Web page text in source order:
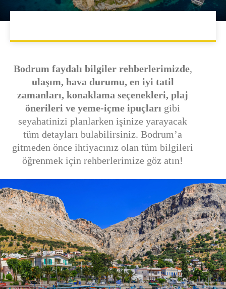
Bodrum faydalı bilgiler rehberlerimizde,
ulaşım, hava durumu, en iyi tatil
zamanları, konaklama seçenekleri, plaj
önerileri ve yeme-içme ipuçları gibi
seyahatinizi planlarken işinize yarayacak
tüm detayları bulabilirsiniz. Bodrum’a
gitmeden önce ihtiyacınız olan tüm bilgileri
öğrenmek için rehberlerimize göz atın!